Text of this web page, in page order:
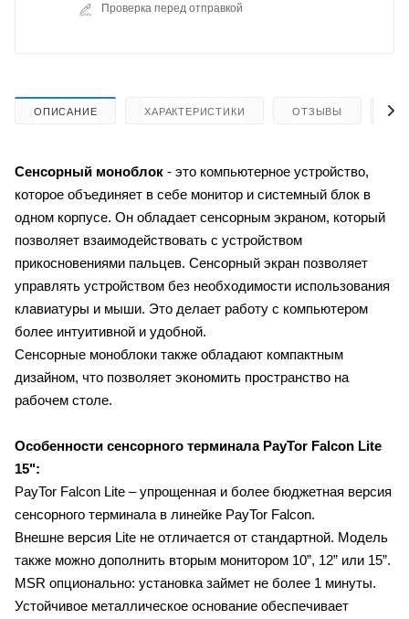
Проверка перед отправкой
ОПИСАНИЕ ХАРАКТЕРИСТИКИ ОТЗЫВЫ
Сенсорный моноблок - это компьютерное устройство,
которое объединяет в себе монитор и системный блок в
одном корпусе. Он обладает сенсорным экраном, который
позволяет взаимодействовать с устройством
прикосновениями пальцев. Сенсорный экран позволяет
управлять устройством без необходимости использования
клавиатуры и мыши. Это делает работу с компьютером
более интуитивной и удобной.
Сенсорные моноблоки также обладают компактным
дизайном, что позволяет экономить пространство на
рабочем столе.
Особенности сенсорного терминала PayTor Falcon Lite
15":
PayTor Falcon Lite – упрощенная и более бюджетная версия
сенсорного терминала в линейке PayTor Falcon.
Внешне версия Lite не отличается от стандартной. Модель
также можно дополнить вторым монитором 10”, 12” или 15”.
MSR опционально: установка займет не более 1 минуты.
Устойчивое металлическое основание обеспечивает